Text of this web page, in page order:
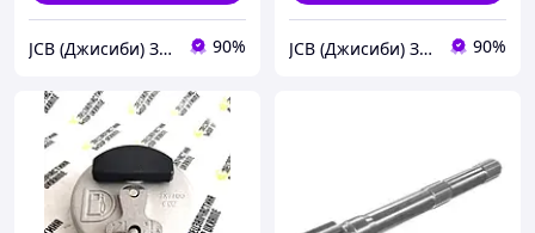
JCB (Джисиби) Запчасти - Сервис - Ремонт спецтехники 90% JCB (Джисиби) Запчасти - Сервис - Ремонт спецтехники 90%